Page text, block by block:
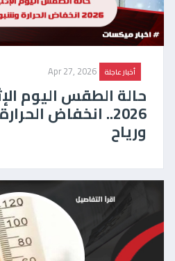
أخبار عاجلة Apr 27, 2026
2026.. انخفاض
ورياح